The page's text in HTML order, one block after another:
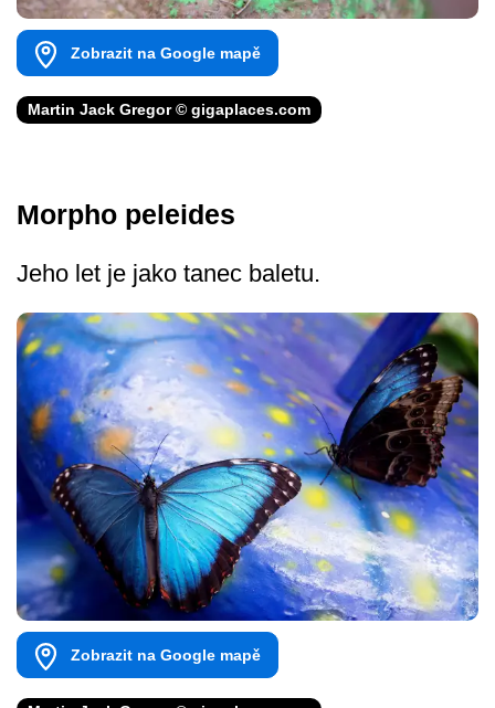
Zobrazit na Google mapě
Martin Jack Gregor © gigaplaces.com
Morpho peleides
Jeho let je jako tanec baletu.
Zobrazit na Google mapě